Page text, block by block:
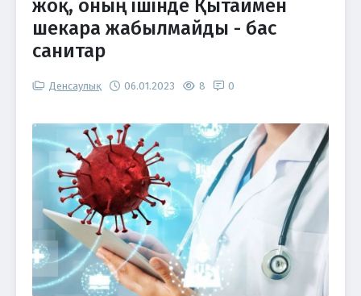
жоқ, оның ішінде Қытаймен
шекара жабылмайды - бас
санитар
Денсаулық 06.01.2023 8 0